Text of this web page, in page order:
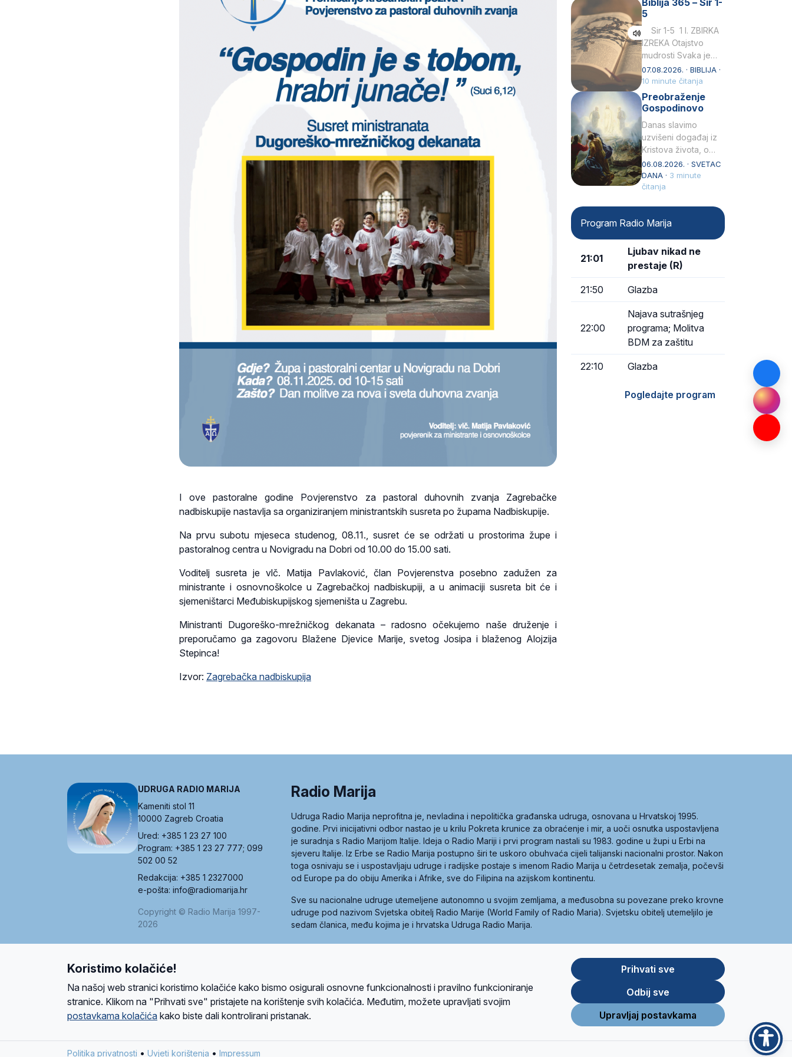
I ove pastoralne godine Povjerenstvo za pastoral duhovnih zvanja Zagrebačke
nadbiskupije nastavlja sa organiziranjem ministrantskih susreta po župama Nadbiskupije.
Na prvu subotu mjeseca studenog, 08.11., susret će se održati u prostorima župe i
pastoralnog centra u Novigradu na Dobri od 10.00 do 15.00 sati.
Voditelj susreta je vlč. Matija Pavlaković, član Povjerenstva posebno zadužen za
ministrante i osnovnoškolce u Zagrebačkoj nadbiskupiji, a u animaciji susreta bit će i
sjemeništarci Međubiskupijskog sjemeništa u Zagrebu.
Ministranti Dugoreško-mrežničkog dekanata – radosno očekujemo naše druženje i
preporučamo ga zagovoru Blažene Djevice Marije, svetog Josipa i blaženog Alojzija
Stepinca!
Izvor: Zagrebačka nadbiskupija
rođenjem Grk.
Obnovio je odnose s
afričkim…
Biblija 365 – Sir 1-
5
Sir 1-5 1 I. ZBIRKA
IZREKA Otajstvo
mudrosti Svaka je
mudrost od Gospoda
i s njime je dovijeka.2
Tko će…
07.08.2026. · BIBLIJA ·
10 minute čitanja
Preobraženje
Gospodinovo
Danas slavimo
uzvišeni događaj iz
Kristova života, o
kojem nas izvješćuju
evanđelisti Matej,
Marko i Luka te sveti
06.08.2026. · SVETAC
DANA · 3 minute
čitanja
Program Radio Marija
21:01
Ljubav nikad ne
prestaje (R)
21:50 Glazba
22:00
Najava sutrašnjeg
programa; Molitva
BDM za zaštitu
22:10 Glazba
Pogledajte program
UDRUGA RADIO MARIJA
Kameniti stol 11
10000 Zagreb Croatia
Ured: +385 1 23 27 100
Program: +385 1 23 27 777; 099
502 00 52
Redakcija: +385 1 2327000
e-pošta: info@radiomarija.hr
Copyright © Radio Marija 1997-
2026
Radio Marija
Udruga Radio Marija neprofitna je, nevladina i nepolitička građanska udruga, osnovana u Hrvatskoj 1995.
godine. Prvi inicijativni odbor nastao je u krilu Pokreta krunice za obraćenje i mir, a uoči osnutka uspostavljena
je suradnja s Radio Marijom Italije. Ideja o Radio Mariji i prvi program nastali su 1983. godine u župi u Erbi na
sjeveru Italije. Iz Erbe se Radio Marija postupno širi te uskoro obuhvaća cijeli talijanski nacionalni prostor. Nakon
toga osnivaju se i uspostavljaju udruge i radijske postaje s imenom Radio Marija u četrdesetak zemalja, počevši
od Europe pa do obiju Amerika i Afrike, sve do Filipina na azijskom kontinentu.
Sve su nacionalne udruge utemeljene autonomno u svojim zemljama, a međusobna su povezane preko krovne
udruge pod nazivom Svjetska obitelj Radio Marije (World Family of Radio Maria). Svjetsku obitelj utemeljilo je
sedam članica, među kojima je i hrvatska Udruga Radio Marija.
Ova stranica je zaštićena Google reCAPTCHA sustavom Store
Koristimo kolačiće!
Na našoj web stranici koristimo kolačiće kako bismo osigurali osnovne funkcionalnosti i pravilno funkcioniranje
stranice. Klikom na "Prihvati sve" pristajete na korištenje svih kolačića. Međutim, možete upravljati svojim
postavkama kolačića kako biste dali kontrolirani pristanak.
Prihvati sve
Odbij sve
Upravljaj postavkama
Politika privatnosti • Uvjeti korištenja • Impressum